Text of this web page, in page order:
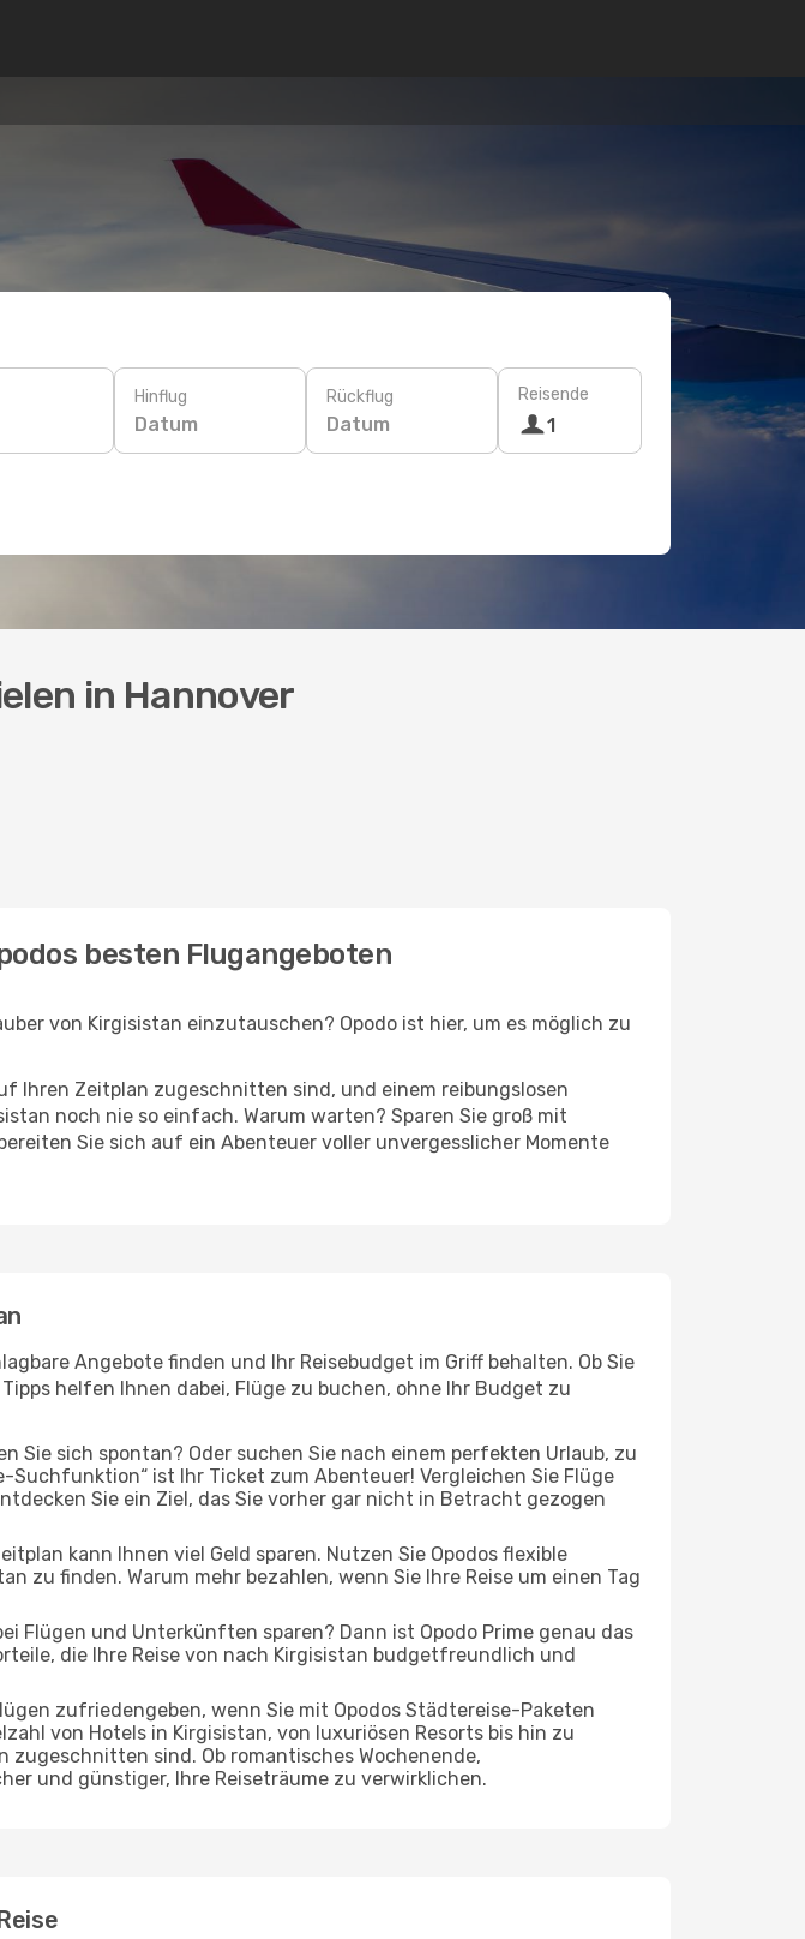
Hinflug
Datum
Rückflug
Datum
Reisende
1
in Hannover
besten Flugangeboten
von Kirgisistan einzutauschen? Opodo ist hier, um es möglich zu
Ihren Zeitplan zugeschnitten sind, und einem reibungslosen
noch nie so einfach. Warum warten? Sparen Sie groß mit
Sie sich auf ein Abenteuer voller unvergesslicher Momente
Angebote finden und Ihr Reisebudget im Griff behalten. Ob Sie
helfen Ihnen dabei, Flüge zu buchen, ohne Ihr Budget zu
Sie sich spontan? Oder suchen Sie nach einem perfekten Urlaub, zu
ist Ihr Ticket zum Abenteuer! Vergleichen Sie Flüge
Sie ein Ziel, das Sie vorher gar nicht in Betracht gezogen
kann Ihnen viel Geld sparen. Nutzen Sie Opodos flexible
zu finden. Warum mehr bezahlen, wenn Sie Ihre Reise um einen Tag
Flügen und Unterkünften sparen? Dann ist Opodo Prime genau das
die Ihre Reise von nach Kirgisistan budgetfreundlich und
zufriedengeben, wenn Sie mit Opodos Städtereise-Paketen
von Hotels in Kirgisistan, von luxuriösen Resorts bis hin zu
sind. Ob romantisches Wochenende,
und günstiger, Ihre Reiseträume zu verwirklichen.